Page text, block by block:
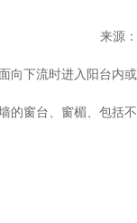
来源：
向下流时进入阳台内
的窗台、窗楣、包括